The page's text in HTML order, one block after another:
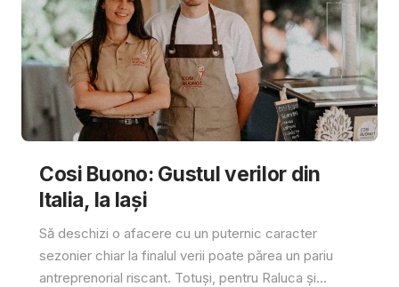
Cosi Buono: Gustul verilor din
Italia, la Iași
Să deschizi o afacere cu un puternic caracter
sezonier chiar la finalul verii poate părea un pariu
antreprenorial riscant. Totuși, pentru Raluca și...